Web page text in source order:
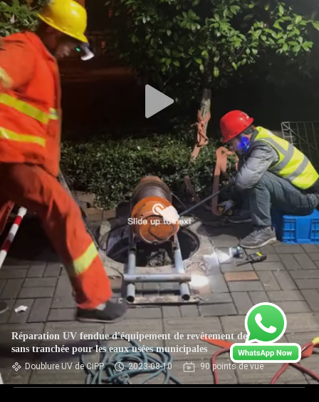
Réparation UV fendue d'équipement de revêtement de CIPP
sans tranchée pour les eaux usées municipales
Doublure UV de CIPP 2023-08-10 90 points de vue